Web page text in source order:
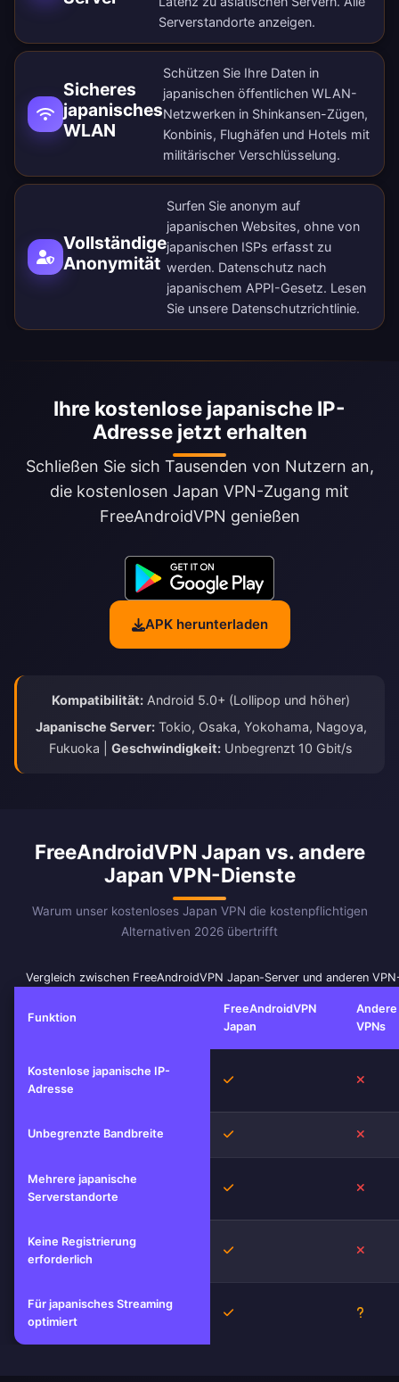
Serverstandorte anzeigen.
Sicheres
japanisches
WLAN
Schützen Sie Ihre Daten in
japanischen öffentlichen WLAN-
Netzwerken in Shinkansen-Zügen,
Konbinis, Flughäfen und Hotels mit
militärischer Verschlüsselung.
Vollständige
Anonymität
Surfen Sie anonym auf
japanischen Websites, ohne von
japanischen ISPs erfasst zu
werden. Datenschutz nach
japanischem APPI-Gesetz. Lesen
Sie unsere Datenschutzrichtlinie.
Ihre kostenlose japanische IP-
Adresse jetzt erhalten
Schließen Sie sich Tausenden von Nutzern an,
die kostenlosen Japan VPN-Zugang mit
FreeAndroidVPN genießen
APK herunterladen
Kompatibilität: Android 5.0+ (Lollipop und höher)
Japanische Server:Tokio, Osaka, Yokohama, Nagoya,
Fukuoka | Geschwindigkeit: Unbegrenzt 10 Gbit/s
FreeAndroidVPN Japan vs. andere
Japan VPN-Dienste
Warum unser kostenloses Japan VPN die kostenpflichtigen
Alternativen 2026 übertrifft
Vergleich zwischen FreeAndroidVPN Japan-Server und anderen
Funktion
FreeAndroidVPN
Japan
Andere
VPNs
Kostenlose japanische IP-
Adresse
Ja
Unbegrenzte Bandbreite Ja
Mehrere japanische
Serverstandorte
Ja
Keine Registrierung
erforderlich
Ja
Für japanisches Streaming
optimiert
Ja